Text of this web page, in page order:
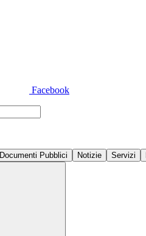
Facebook
Documenti Pubblici Notizie Servizi